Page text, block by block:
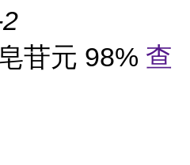
苷元 98% 查